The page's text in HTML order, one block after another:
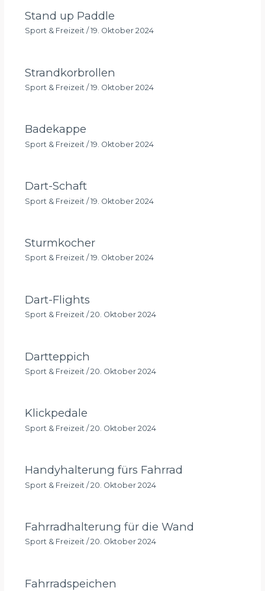
Stand up Paddle
Sport & Freizeit/ 19. Oktober 2024
Strandkorbrollen
Sport & Freizeit / 19. Oktober 2024
Badekappe
Sport & Freizeit / 19. Oktober 2024
Dart-Schaft
Sport & Freizeit /19. Oktober 2024
Sturmkocher
Sport & Freizeit/ 19. Oktober 2024
Dart-Flights
Sport & Freizeit/ 20. Oktober 2024
Dartteppich
Sport & Freizeit/ 20. Oktober 2024
Klickpedale
Sport & Freizeit / 20. Oktober 2024
Handyhalterung fürs Fahrrad
Sport & Freizeit /20. Oktober 2024
Fahrradhalterung für die Wand
Sport & Freizeit/ 20. Oktober 2024
Fahrradspeichen